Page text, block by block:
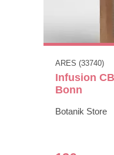
ARES (33740)
Infusion
Bonn
Botanik Store